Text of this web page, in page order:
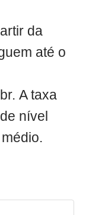
da
até o
A taxa
nível